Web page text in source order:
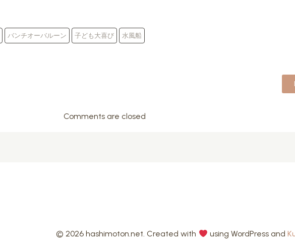
バンチオーバルーン 子ども大喜び 水風船
Comments are closed
© 2026 hashimoton.net. Created with using WordPress and